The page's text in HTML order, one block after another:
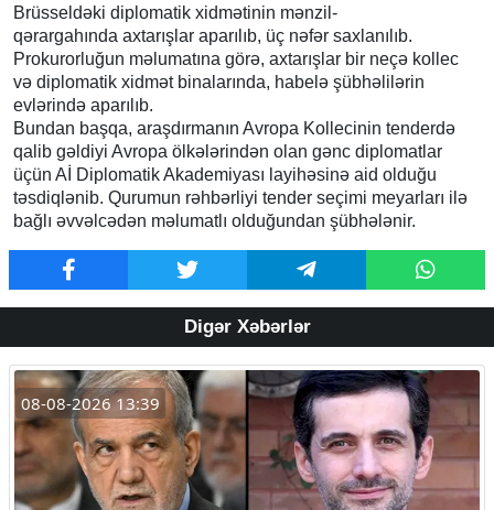
Brüsseldəki diplomatik xidmətinin mənzil-
qərargahında axtarışlar aparılıb, üç nəfər saxlanılıb.
Prokurorluğun məlumatına görə, axtarışlar bir neçə kollec
və diplomatik xidmət binalarında, habelə şübhəlilərin
evlərində aparılıb.
Bundan başqa, araşdırmanın Avropa Kollecinin tenderdə
qalib gəldiyi Avropa ölkələrindən olan gənc diplomatlar
üçün Aİ Diplomatik Akademiyası layihəsinə aid olduğu
təsdiqlənib. Qurumun rəhbərliyi tender seçimi meyarları ilə
bağlı əvvəlcədən məlumatlı olduğundan şübhələnir.
Digər Xəbərlər
08-08-2026 13:39